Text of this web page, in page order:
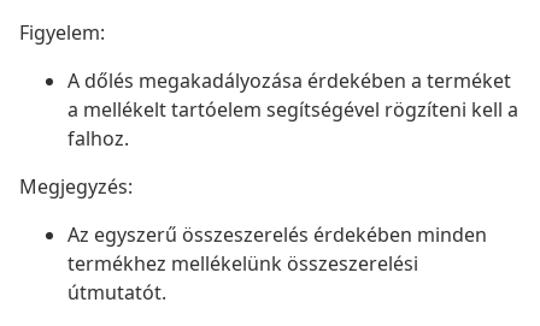
Figyelem:
A dőlés megakadályozása érdekében a terméket
a mellékelt tartóelem segítségével rögzíteni kell a
falhoz.
Megjegyzés:
Az egyszerű összeszerelés érdekében minden
termékhez mellékelünk összeszerelési
útmutatót.